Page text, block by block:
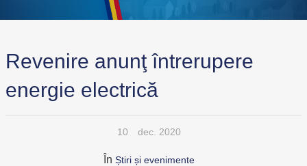
Revenire anunţ întrerupere
energie electrică
10 dec. 2020
În Știri și evenimente